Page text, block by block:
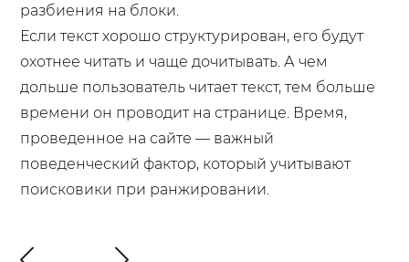
разбиения на блоки.
Если текст хорошо структурирован, его будут
охотнее читать и чаще дочитывать. А чем
дольше пользователь читает текст, тем больше
времени он проводит на странице. Время,
проведенное на сайте — важный
поведенческий фактор, который учитывают
поисковики при ранжировании.